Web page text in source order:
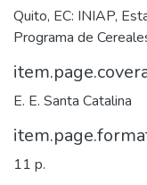
Quito, EC: INIAP,
Programa de
E. E. Santa Catalina
11 p.